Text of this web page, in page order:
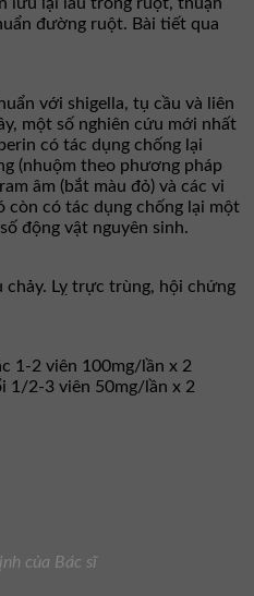
đường ruột. Bài tiết qua
với shigella, tụ cầu và liên
một số nghiên cứu mới nhất
có tác dụng chống lại
(nhuộm theo phương pháp
âm (bắt màu đỏ) và các vi
còn có tác dụng chống lại một
động vật nguyên sinh.
Lỵ trực trùng, hội chứng
1-2 viên 100mg/lần x 2
1/2-3 viên 50mg/lần x 2
của Bác sĩ